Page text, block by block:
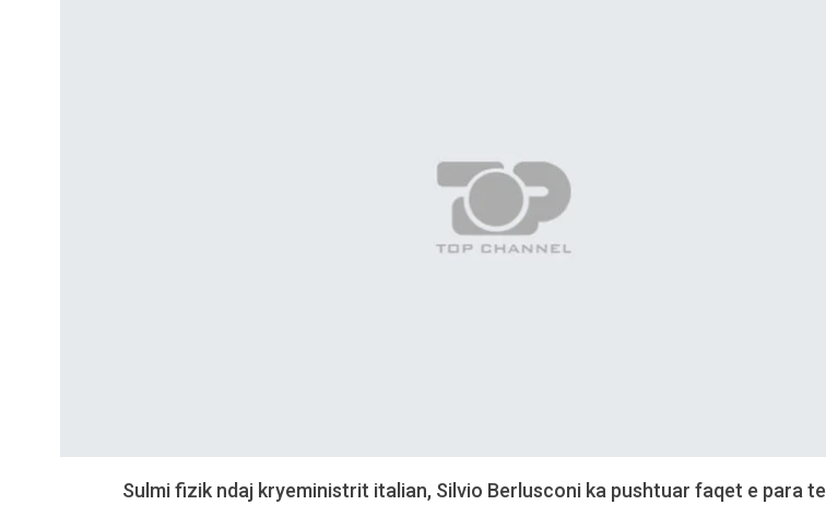
Sulmi fizik ndaj kryeministrit italian, Silvio Berlusconi ka pushtuar faqet e para te